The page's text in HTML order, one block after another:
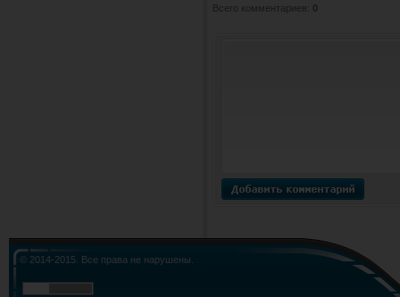
Всего комментариев: 0
© 2014-2015. Все права не нарушены.